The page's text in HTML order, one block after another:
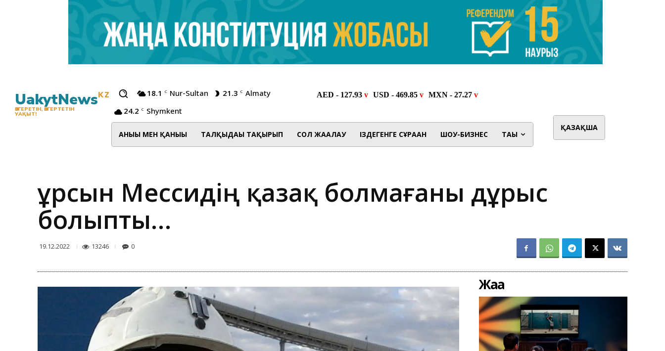
UakytNewsKZ
ӨЗГЕРЕТІН, ӨЗГЕРТЕТІН
УАҚЫТ!
18.1 C Nur-Sultan 21.3 C Almaty
24.2 C Shymkent
АНЫҒЫ МЕН ҚАНЫҒЫ ТАЛҚЫДАҒЫ ТАҚЫРЫП СОЛ ЖАҒАЛАУ ІЗДЕГЕНГЕ СҰРАҒАН ШОУ-БИЗНЕС ТАҒЫ
ҚАЗАҚША
Құрсын Мессидің қазақ болмағаны дұрыс
болыпты…
19.12.2022 13246 0
Жаңа